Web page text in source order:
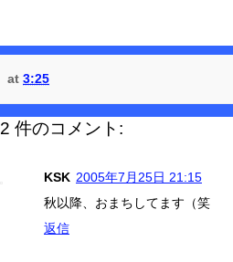
at 3:25
2 件のコメント:
KSK 2005年7月25日 21:15
秋以降、おまちしてます（笑
返信